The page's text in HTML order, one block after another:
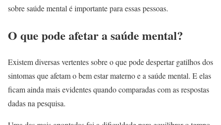
sobre saúde mental é importante para essas pessoas.
O que pode afetar a saúde mental?
Existem diversas vertentes sobre o que pode despertar gatilhos dos
sintomas que afetam o bem estar materno e a saúde mental. E elas
ficam ainda mais evidentes quando comparadas com as respostas
dadas na pesquisa.